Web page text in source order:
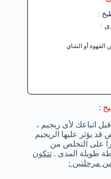
:
:
من البطيخ– 1 كوب من القهوة أو الشاي
:
اتباعك لأى ريجيم ،
يؤثر عليها الريجيم
على التخلص من
طويلة المدى . تتكون
مرحلتين :